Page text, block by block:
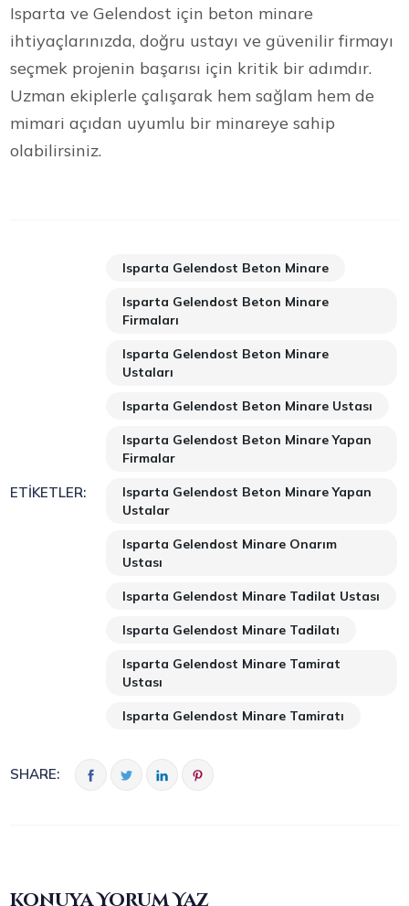
Isparta ve Gelendost için beton minare
ihtiyaçlarınızda, doğru ustayı ve güvenilir firmayı
seçmek projenin başarısı için kritik bir adımdır.
Uzman ekiplerle çalışarak hem sağlam hem de
mimari açıdan uyumlu bir minareye sahip
olabilirsiniz.
ETIKETLER:
Isparta Gelendost Beton Minare
Isparta Gelendost Beton Minare
Firmaları
Isparta Gelendost Beton Minare
Ustaları
Isparta Gelendost Beton Minare Ustası
Isparta Gelendost Beton Minare Yapan
Firmalar
Isparta Gelendost Beton Minare Yapan
Ustalar
Isparta Gelendost Minare Onarım
Ustası
Isparta Gelendost Minare Tadilat Ustası
Isparta Gelendost Minare Tadilatı
Isparta Gelendost Minare Tamirat
Ustası
Isparta Gelendost Minare Tamiratı
SHARE:
Konuya Yorum Yaz